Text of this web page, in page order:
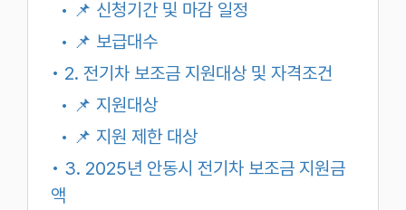
• 📌 신청기간 및 마감 일정
• 📌 보급대수
• 2. 전기차 보조금 지원대상 및 자격조건
• 📌 지원대상
• 📌 지원 제한 대상
• 3. 2025년 안동시 전기차 보조금 지원금
액